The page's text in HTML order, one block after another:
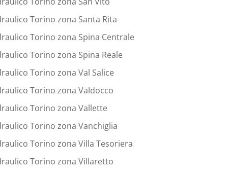
Torino zona Santa Rita
Torino zona Spina Centrale
Torino zona Spina Reale
Torino zona Val Salice
Torino zona Valdocco
Torino zona Vallette
Torino zona Vanchiglia
Torino zona Villa Tesoriera
Torino zona Villaretto